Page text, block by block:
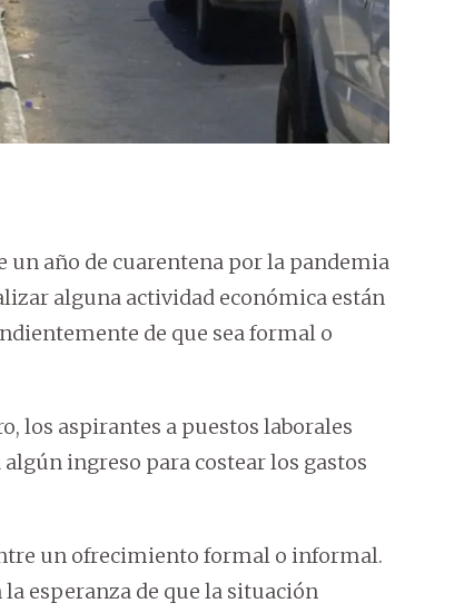
un año de cuarentena por la pandemia
alguna actividad económica están
de que sea formal o
los aspirantes a puestos laborales
ingreso para costear los gastos
un ofrecimiento formal o informal.
esperanza de que la situación